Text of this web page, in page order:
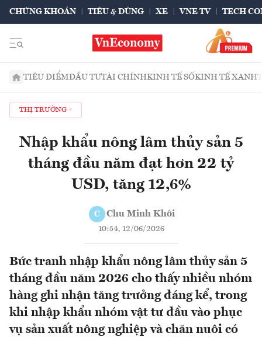
CHỨNG KHOÁN TIÊU & DÙNG XE VNE TV TECH
TIÊU ĐIỂMĐẦU TƯTÀI CHÍNHKINH TẾ SỐKINH TẾ XANH
THỊ TRƯỜNG
Nhập khẩu nông lâm thủy sản 5
tháng đầu năm đạt hơn 22 tỷ
USD, tăng 12,6%
C Chu Minh Khôi
10:54, 12/06/2026
Bức tranh nhập khẩu nông lâm thủy sản 5
tháng đầu năm 2026 cho thấy nhiều nhóm
hàng ghi nhận tăng trưởng đáng kể, trong
khi nhập khẩu nhóm vật tư đầu vào phục
vụ sản xuất nông nghiệp và chăn nuôi có